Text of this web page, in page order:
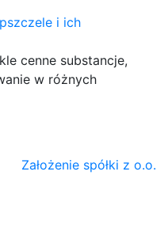
i ich
cenne substancje,
w różnych
Założenie spółki z o.o.